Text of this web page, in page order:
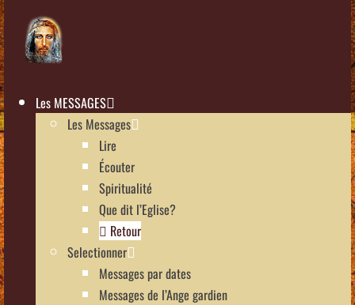
Les MESSAGES
Les Messages
Lire
Écouter
Spiritualité
Que dit l’Eglise?
Retour
Selectionner
Messages par dates
Messages de l’Ange gardien